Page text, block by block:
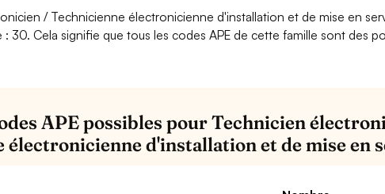
/ Technicienne électronicienne d'installation et de mise en
: 30. Cela signifie que tous les codes APE de cette famille sont des
APE possibles pour Technicien
électronicienne d'installation et de mise en